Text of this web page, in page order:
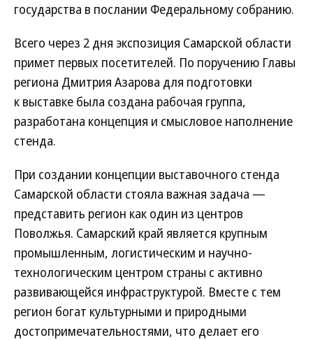
государства в послании Федеральному собранию.
Всего через 2 дня экспозиция Самарской области
примет первых посетителей. По поручению Главы
региона Дмитрия Азарова для подготовки
к выставке была создана рабочая группа,
разработана концепция и смысловое наполнение
стенда.
При создании концепции выставочного стенда
Самарской области стояла важная задача —
представить регион как один из центров
Поволжья. Самарский край является крупным
промышленным, логистическим и научно-
технологическим центром страны с активно
развивающейся инфраструктурой. Вместе с тем
регион богат культурными и природными
достопримечательностями, что делает его